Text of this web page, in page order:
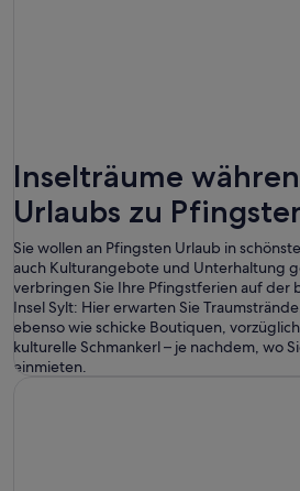
Inselträume
Urlaubs zu
Sie wollen an Pfingsten Urlaub in
auch Kulturangebote und Unterhaltung
verbringen Sie Ihre Pfingstferien auf der
Insel Sylt: Hier erwarten Sie
ebenso wie schicke Boutiquen,
kulturelle Schmankerl – je nachdem, wo
einmieten.